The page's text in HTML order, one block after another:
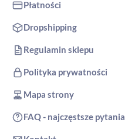
Płatności
Dropshipping
Regulamin sklepu
Polityka prywatności
Mapa strony
FAQ - najczęstsze pytania